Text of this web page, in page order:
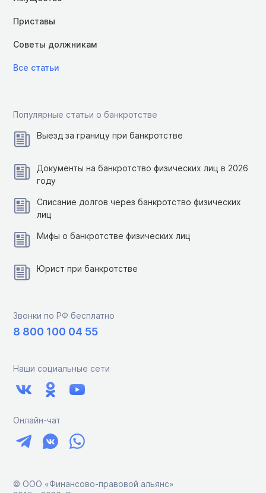
Приставы
Советы должникам
Все статьи
Популярные статьи о банкротстве
Выезд за границу при банкротстве
Документы на банкротство физических лиц в 2026
году
Списание долгов через банкротство физических
лиц
Мифы о банкротстве физических лиц
Юрист при банкротстве
Звонки по РФ бесплатно
8 800 100 04 55
Наши социальные сети
Онлайн-чат
© ООО «Финансово-правовой альянс»